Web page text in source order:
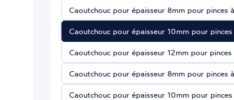
Caoutchouc pour épaisseur 8mm pour pinces à
Caoutchouc pour épaisseur 10mm pour pinces
Caoutchouc pour épaisseur 12mm pour pinces
Caoutchouc pour épaisseur 8mm pour pinces à
Caoutchouc pour épaisseur 10mm pour pinces